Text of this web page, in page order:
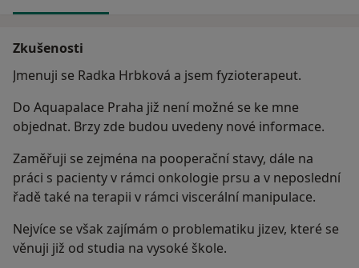
Zkušenosti
Jmenuji se Radka Hrbková a jsem fyzioterapeut.
Do Aquapalace Praha již není možné se ke mne
objednat. Brzy zde budou uvedeny nové informace.
Zaměřuji se zejména na pooperační stavy, dále na
práci s pacienty v rámci onkologie prsu a v neposlední
řadě také na terapii v rámci viscerální manipulace.
Nejvíce se však zajímám o problematiku jizev, které se
věnuji již od studia na vysoké škole.